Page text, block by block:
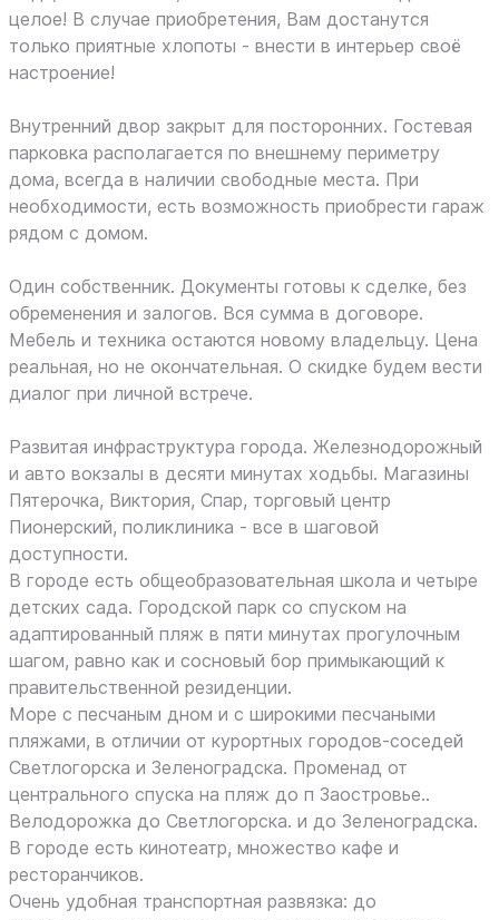
целое! В случае приобретения, Вам достанутся
только приятные хлопоты - внести в интерьер своё
настроение!
Внутренний двор закрыт для посторонних. Гостевая
парковка располагается по внешнему периметру
дома, всегда в наличии свободные места. При
необходимости, есть возможность приобрести гараж
рядом с домом.
Один собственник. Документы готовы к сделке, без
обременения и залогов. Вся сумма в договоре.
Мебель и техника остаются новому владельцу. Цена
реальная, но не окончательная. О скидке будем вести
диалог при личной встрече.
Развитая инфраструктура города. Железнодорожный
и авто вокзалы в десяти минутах ходьбы. Магазины
Пятерочка, Виктория, Спар, торговый центр
Пионерский, поликлиника - все в шаговой
доступности.
В городе есть общеобразовательная школа и четыре
детских сада. Городской парк со спуском на
адаптированный пляж в пяти минутах прогулочным
шагом, равно как и сосновый бор примыкающий к
правительственной резиденции.
Море с песчаным дном и с широкими песчаными
пляжами, в отличии от курортных городов-соседей
Светлогорска и Зеленоградска. Променад от
центрального спуска на пляж до п Заостровье..
Велодорожка до Светлогорска. и до Зеленоградска.
В городе есть кинотеатр, множество кафе и
ресторанчиков.
Очень удобная транспортная развязка: до